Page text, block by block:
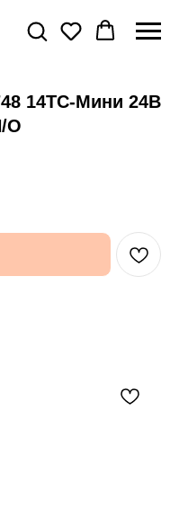
14ТС-Мини 24В
О